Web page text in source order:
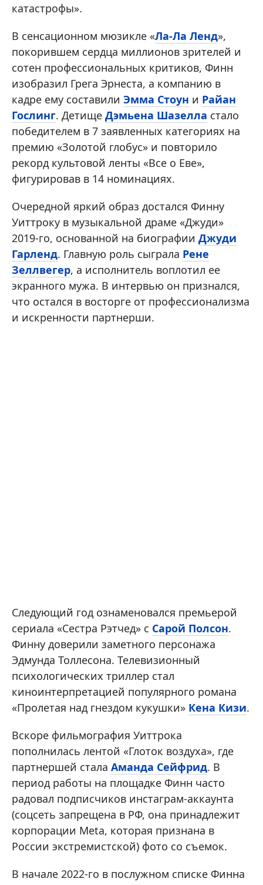
катастрофы».
В сенсационном мюзикле «Ла-Ла Ленд»,
покорившем сердца миллионов зрителей и
сотен профессиональных критиков, Финн
изобразил Грега Эрнеста, а компанию в
кадре ему составили Эмма Стоун и Райан
Гослинг. Детище Дэмьена Шазелла стало
победителем в 7 заявленных категориях на
премию «Золотой глобус» и повторило
рекорд культовой ленты «Все о Еве»,
фигурировав в 14 номинациях.
Очередной яркий образ достался Финну
Уиттроку в музыкальной драме «Джуди»
2019-го, основанной на биографии Джуди
Гарленд. Главную роль сыграла Рене
Зеллвегер, а исполнитель воплотил ее
экранного мужа. В интервью он признался,
что остался в восторге от профессионализма
и искренности партнерши.
Следующий год ознаменовался премьерой
сериала «Сестра Рэтчед» с Сарой Полсон.
Финну доверили заметного персонажа
Эдмунда Толлесона. Телевизионный
психологических триллер стал
киноинтерпретацией популярного романа
«Пролетая над гнездом кукушки» Кена Кизи.
Вскоре фильмография Уиттрока
пополнилась лентой «Глоток воздуха», где
партнершей стала Аманда Сейфрид. В
период работы на площадке Финн часто
радовал подписчиков инстаграм-аккаунта
(соцсеть запрещена в РФ, она принадлежит
корпорации Meta, которая признана в
России экстремистской) фото со съемок.
В начале 2022-го в послужном списке Финна